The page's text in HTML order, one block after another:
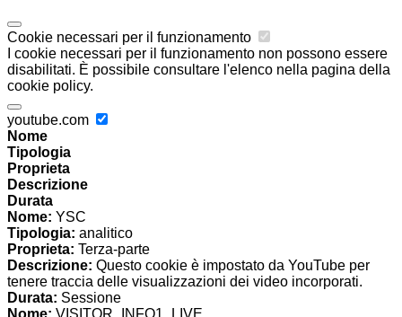
Cookie necessari per il funzionamento
I cookie necessari per il funzionamento non possono essere
disabilitati. È possibile consultare l'elenco nella pagina della
cookie policy.
youtube.com
Nome
Tipologia
Proprieta
Descrizione
Durata
Nome: YSC
Tipologia: analitico
Proprieta: Terza-parte
Descrizione: Questo cookie è impostato da YouTube per
tenere traccia delle visualizzazioni dei video incorporati.
Durata: Sessione
Nome: VISITOR_INFO1_LIVE